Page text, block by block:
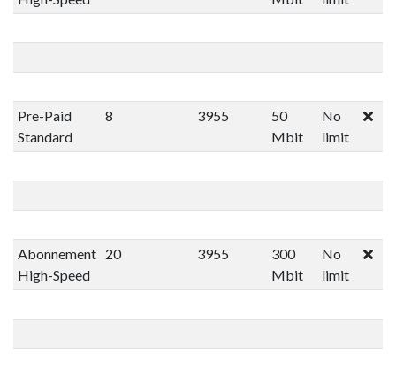
Pre-Paid
Standard
8 3955
50
Mbit
No
limit
Abonnement
High-Speed
20 3955
300
Mbit
No
limit